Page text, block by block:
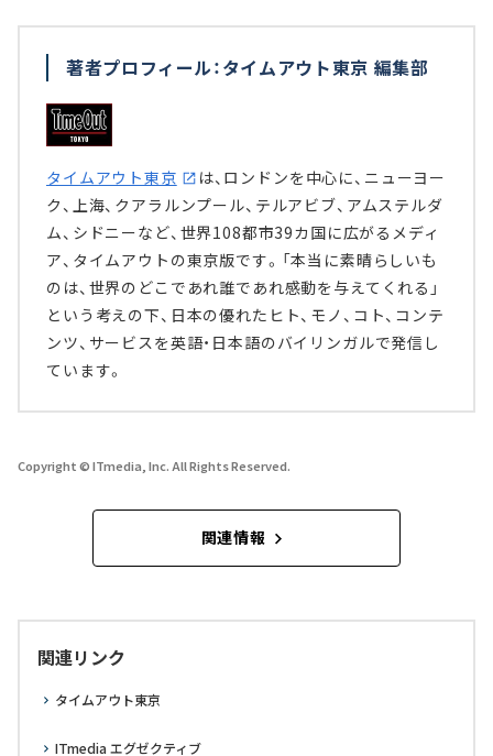
著者プロフィール：タイムアウト東京 編集部
タイムアウト東京
は、ロンドンを中心に、ニューヨー
ク、上海、クアラルンプール、テルアビブ、アムステルダ
ム、シドニーなど、世界108都市39カ国に広がるメディ
ア、タイムアウトの東京版です。「本当に素晴らしいも
のは、世界のどこであれ誰であれ感動を与えてくれる」
という考えの下、日本の優れたヒト、モノ、コト、コンテ
ンツ、サービスを英語・日本語のバイリンガルで発信し
ています。
Copyright © ITmedia, Inc. All Rights Reserved.
関連情報
関連リンク
タイムアウト東京
ITmedia エグゼクティブ